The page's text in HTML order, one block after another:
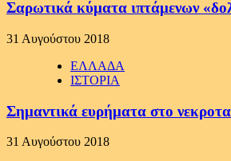
Σαρωτικά κύματα ιπτάμενων
31 Αυγούστου 2018
ΕΛΛΑΔΑ
ΙΣΤΟΡΙΑ
Σημαντικά ευρήματα στο
31 Αυγούστου 2018